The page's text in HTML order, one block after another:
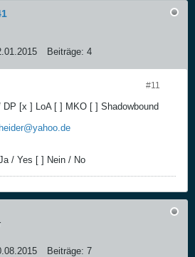
Beiträge: 4
#11
[x ] LoA [ ] MKO [ ] Shadowbound
/ Yes [ ] Nein / No
Beiträge: 7